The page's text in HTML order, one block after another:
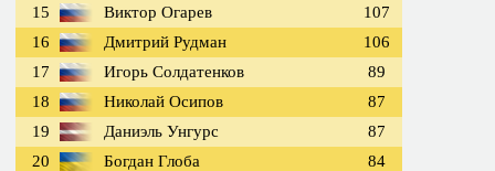
15
Виктор Огарев
107
16
Дмитрий Рудман
106
17
Игорь Солдатенков
89
18
Николай Осипов
87
19
Даниэль Унгурс
87
20
Богдан Глоба
84